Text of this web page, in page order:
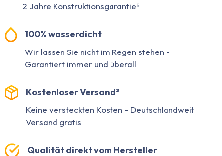
2 Jahre Konstruktionsgarantie⁵
100% wasserdicht
Wir lassen Sie nicht im Regen stehen -
Garantiert immer und überall
Kostenloser Versand²
Keine versteckten Kosten - Deutschlandweit
Versand gratis
Qualität direkt vom Hersteller